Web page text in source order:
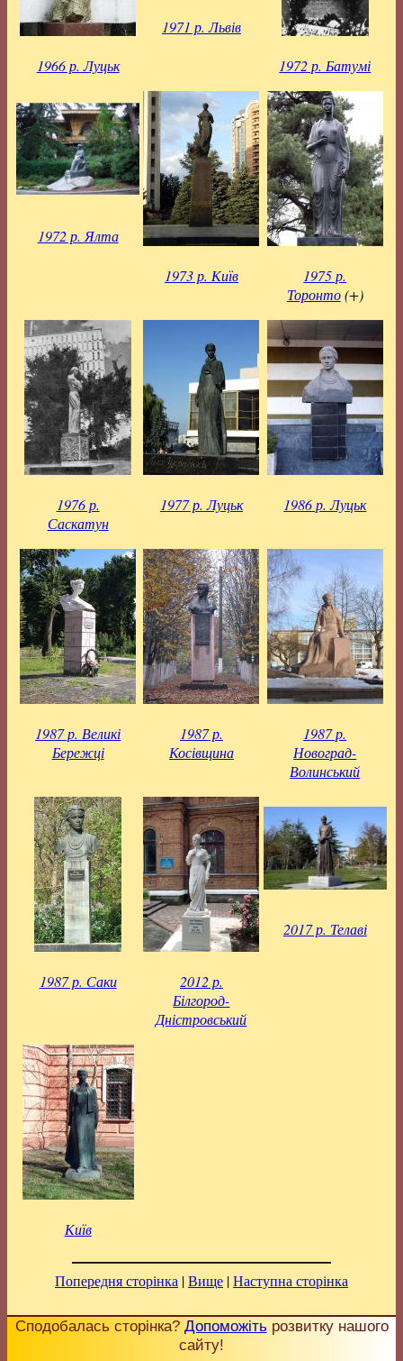
1966 р. Луцьк
1971 р. Львів
1972 р. Батумі
1972 р. Ялта
1973 р. Київ
1975 р.
Торонто(+)
1976 р.
Саскатун
1977 р. Луцьк 1986 р. Луцьк
1987 р. Великі
Бережці
1987 р.
Косівщина
1987 р.
Новоград-
Волинський
1987 р. Саки
2012 р.
Білгород-
Дністровський
2017 р. Телаві
Київ
Попередня сторінка |Вище |Наступна сторінка
Сподобалась сторінка? Допоможітьрозвитку нашого
сайту!